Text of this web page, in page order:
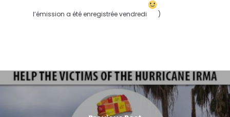
l’émission a été enregistrée vendredi )